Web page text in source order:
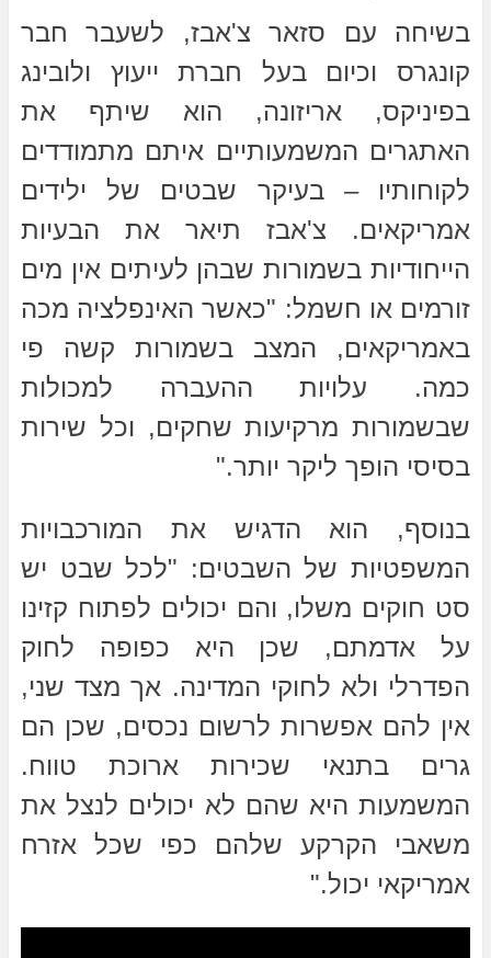
בשיחה עם סזאר צ'אבז, לשעבר חבר
קונגרס וכיום בעל חברת ייעוץ ולובינג
בפיניקס, אריזונה, הוא שיתף את
האתגרים המשמעותיים איתם מתמודדים
לקוחותיו – בעיקר שבטים של ילידים
אמריקאים. צ'אבז תיאר את הבעיות
הייחודיות בשמורות שבהן לעיתים אין מים
זורמים או חשמל: "כאשר האינפלציה מכה
באמריקאים, המצב בשמורות קשה פי
כמה. עלויות ההעברה למכולות
שבשמורות מרקיעות שחקים, וכל שירות
בסיסי הופך ליקר יותר."
בנוסף, הוא הדגיש את המורכבויות
המשפטיות של השבטים: "לכל שבט יש
סט חוקים משלו, והם יכולים לפתוח קזינו
על אדמתם, שכן היא כפופה לחוק
הפדרלי ולא לחוקי המדינה. אך מצד שני,
אין להם אפשרות לרשום נכסים, שכן הם
גרים בתנאי שכירות ארוכת טווח.
המשמעות היא שהם לא יכולים לנצל את
משאבי הקרקע שלהם כפי שכל אזרח
אמריקאי יכול."